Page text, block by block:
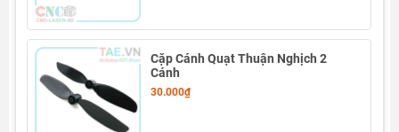
Cặp Cánh Quạt Thuận Nghịch 2
Cánh
30.000₫